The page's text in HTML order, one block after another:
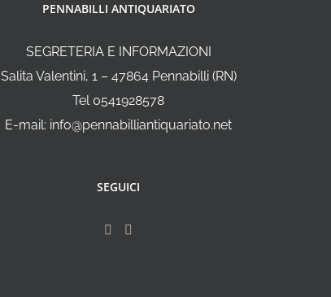
PENNABILLI ANTIQUARIATO
SEGRETERIA E INFORMAZIONI
Salita Valentini, 1 – 47864 Pennabilli (RN)
Tel 0541928578
E-mail: info@pennabilliantiquariato.net
SEGUICI